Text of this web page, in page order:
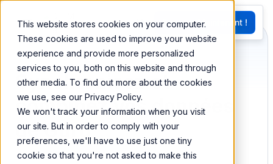
This website stores cookies on your computer.
These cookies are used to improve your website
experience and provide more personalized
services to you, both on this website and through
other media. To find out more about the cookies
we use, see our Privacy Policy.
We won't track your information when you visit
our site. But in order to comply with your
preferences, we'll have to use just one tiny
cookie so that you're not asked to make this
EN
G
Essayez Maintenant !
Synchronisez et
combinez vos données
de Guru